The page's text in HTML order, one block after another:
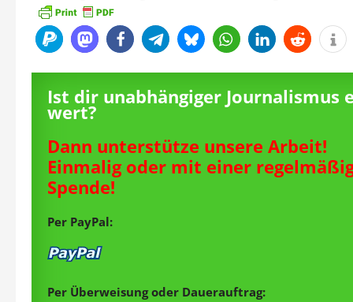
Ist dir unabhängiger Journalismus
wert?
Dann unterstütze unsere Arbeit!
Einmalig oder mit einer
Spende!
Per PayPal:
Per Überweisung oder Dauerauftrag: